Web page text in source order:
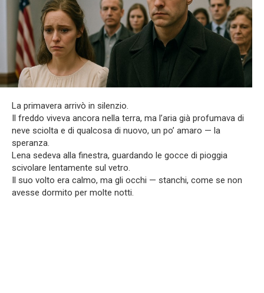
La primavera arrivò in silenzio.
Il freddo viveva ancora nella terra, ma l’aria già profumava di
neve sciolta e di qualcosa di nuovo, un po’ amaro — la
speranza.
Lena sedeva alla finestra, guardando le gocce di pioggia
scivolare lentamente sul vetro.
Il suo volto era calmo, ma gli occhi — stanchi, come se non
avesse dormito per molte notti.